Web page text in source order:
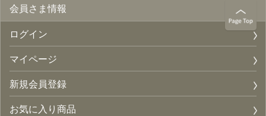
会員さま情報
ログイン
マイページ
新規会員登録
お気に入り商品